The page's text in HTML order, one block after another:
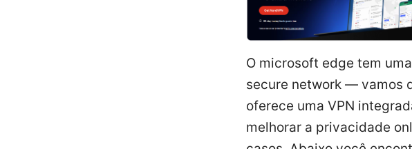
O microsoft edge tem
secure network — vamos
oferece uma VPN
melhorar a privacidade